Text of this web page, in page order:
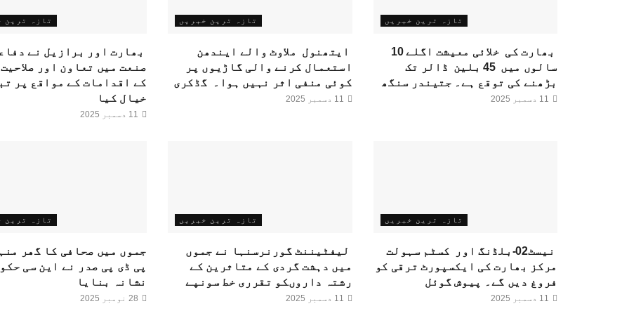
تازہ ترین خبریں
بھارت کی خلائی معیشت اگلے 10
سالوں میں 45 بلین ڈالر تک
بڑھنے کی توقع ہے۔ جتیندر سنگھ
تازہ ترین خبریں
ایتھنول ملاوٹ والے ایندھن
استعمال کرنے والی گاڑیوں پر
کوئی منفی اثر نہیں ہوا۔ گڈکری
تازہ ترین
بھارت اور برازیل نے
صنعت میں تعاون اور
کے اقدامات کے مواقع پر
خیال کیا
تازہ ترین خبریں
نیسٹ02-بلڈنگ اور کسٹم سہولت
مرکز بھارت کی ایکسپورٹ ترقی کو
فروغ دیں گے۔ پیوش گوئل
تازہ ترین خبریں
لیفٹیننٹ گورنرسنہا نے جموں
میں دہشت گردی کے متاثرین کے
رشتہ داروںکو تقرری خط سونپے
تازہ ترین
جموں میں صحافی کا گھر
پی ڈی پی صدر نے این سی
نشانہ بنایا